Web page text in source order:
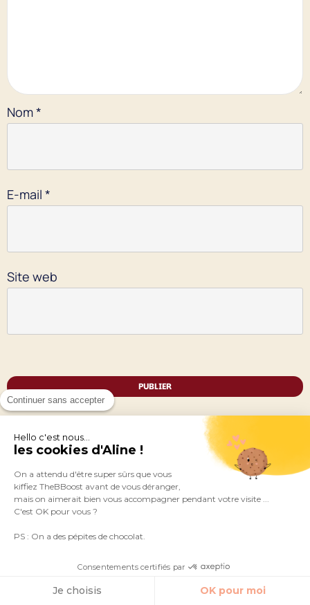
Continuer sans accepter
Hello c'est nous...
les cookies d'Aline !
On a attendu d'être super sûrs que vous
kiffiez TheBBoost avant de vous déranger,
mais on aimerait bien vous accompagner pendant votre visite ...
C'est OK pour vous ?
PS : On a des pépites de chocolat.
Consentements certifiés par
Je choisis OK pour moi
Nom*
E-mail *
Site web
PUBLIER
Le coaching business que vous attendiez
vraiment